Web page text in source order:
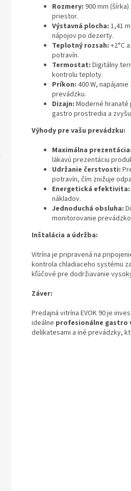
Rozmery: 900 mm
priestor.
Výstavná plocha: 1,41
nápojov po dezerty.
Teplotný rozsah: +2°C
potravín.
Termostat: Digitálny
kontrolu teploty.
Príkon: 400 W,
prevádzku.
Dizajn: Moderné
gastro prostredia a
Výhody pre vašu prevádzku:
Maximálna prezentácia:
lákavú prezentáciu
Udržanie čerstvosti:
potravín, čím znižuje
Energetická efektivita:
nákladov.
Jednoduchá obsluha:
monitorovanie
Inštalácia a údržba:
Vitrína je pripravená na
kontrola chladiaceho systému
kľúčové pre dodržiavanie
Záver:
Predajná vitrína EVOK 90 je
ideálne profesionálne gastro
delikatesami a iné prevádzky,